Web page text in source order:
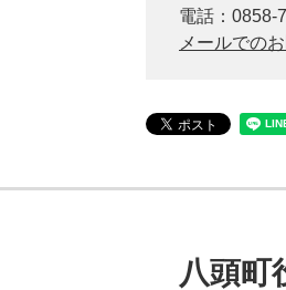
電話：0858-
メールでの
八頭町